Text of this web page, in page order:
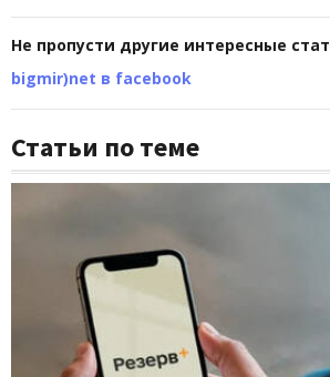
Не пропусти другие интересные
bigmir)net в facebook
Статьи по теме